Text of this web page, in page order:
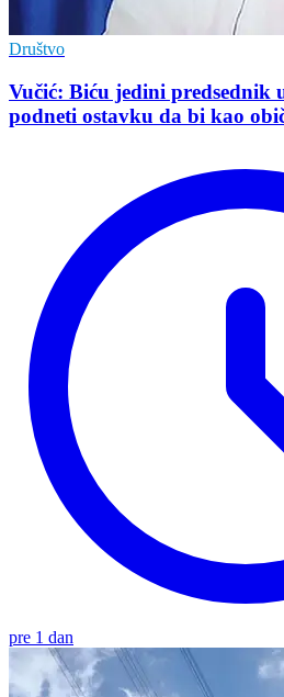
Društvo
Vučić: Biću jedini predsednik
podneti ostavku da bi kao
pre 1 dan